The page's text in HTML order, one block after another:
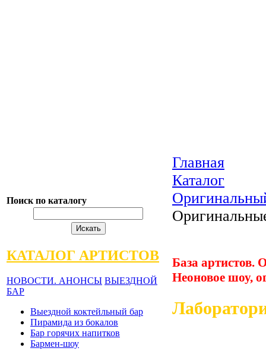
Поиск по каталогу
КАТАЛОГ АРТИСТОВ
НОВОСТИ. АНОНСЫ ВЫЕЗДНОЙ
БАР
Выездной коктейльный бар
Пирамида из бокалов
Бар горячих напитков
Бармен-шоу
Главная
Каталог
База
Неоновое шоу,